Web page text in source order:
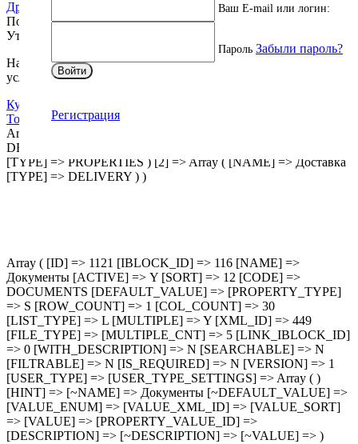
Другие характеристики
Подробнее
Уточнить наличие
Наши менеджеры обязательно свяжутся вами и уточнят
условия заказа.
Купить оптом
Товар в корзине
Array ( [0] => Array ( [NAME] => Описание [TYPE] =>
DESCRIPTION ) [1] => Array ( [NAME] => Характеристики
[TYPE] => PROPERTIES ) [2] => Array ( [NAME] => Доставка
[TYPE] => DELIVERY ) )
Array ( [ID] => 1121 [IBLOCK_ID] => 116 [NAME] =>
Документы [ACTIVE] => Y [SORT] => 12 [CODE] =>
DOCUMENTS [DEFAULT_VALUE] => [PROPERTY_TYPE]
=> S [ROW_COUNT] => 1 [COL_COUNT] => 30
[LIST_TYPE] => L [MULTIPLE] => Y [XML_ID] => 449
[FILE_TYPE] => [MULTIPLE_CNT] => 5 [LINK_IBLOCK_ID]
=> 0 [WITH_DESCRIPTION] => N [SEARCHABLE] => N
[FILTRABLE] => N [IS_REQUIRED] => N [VERSION] => 1
[USER_TYPE] => [USER_TYPE_SETTINGS] => Array ( )
[HINT] => [~NAME] => Документы [~DEFAULT_VALUE] =>
[VALUE_ENUM] => [VALUE_XML_ID] => [VALUE_SORT]
=> [VALUE] => [PROPERTY_VALUE_ID] =>
[DESCRIPTION] => [~DESCRIPTION] => [~VALUE] => )
Ваш E-mail или логин:
Пароль Забыли пароль?
Войти
Регистрация